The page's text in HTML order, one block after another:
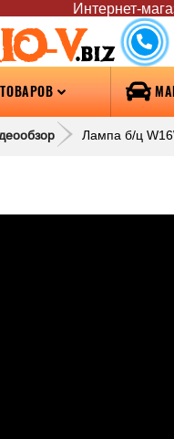
Интернет-
V.biz
Лампа б/ц